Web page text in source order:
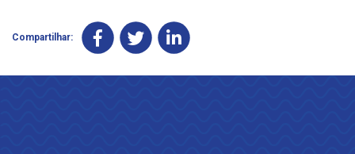
Compartilhar: